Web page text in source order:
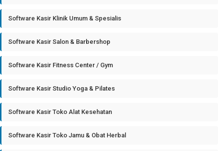
Software Kasir Klinik Umum & Spesialis
Software Kasir Salon & Barbershop
Software Kasir Fitness Center / Gym
Software Kasir Studio Yoga & Pilates
Software Kasir Toko Alat Kesehatan
Software Kasir Toko Jamu & Obat Herbal